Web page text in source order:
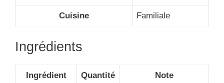
Cuisine Familiale
Ingrédients
Ingrédient Quantité Note